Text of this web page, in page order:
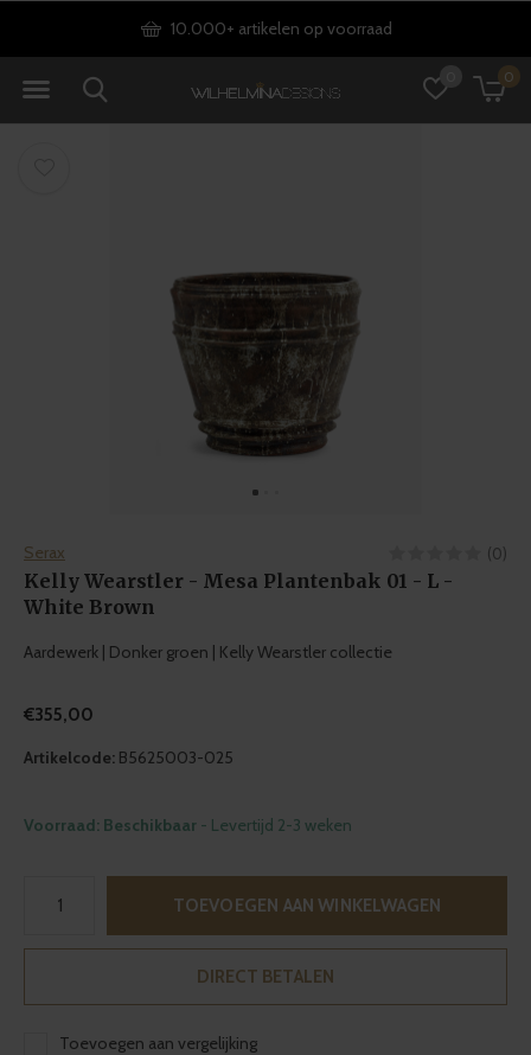
0
Gratis verzending vanaf €75
Serax (0)
Kelly Wearstler - Mesa Plantenbak 01 - L -
White Brown
Aardewerk | Donker groen | Kelly Wearstler collectie
€355,00
Artikelcode: B5625003-025
Voorraad: Beschikbaar - Levertijd 2-3 weken
TOEVOEGEN AAN WINKELWAGEN
DIRECT BETALEN
Toevoegen aan vergelijking